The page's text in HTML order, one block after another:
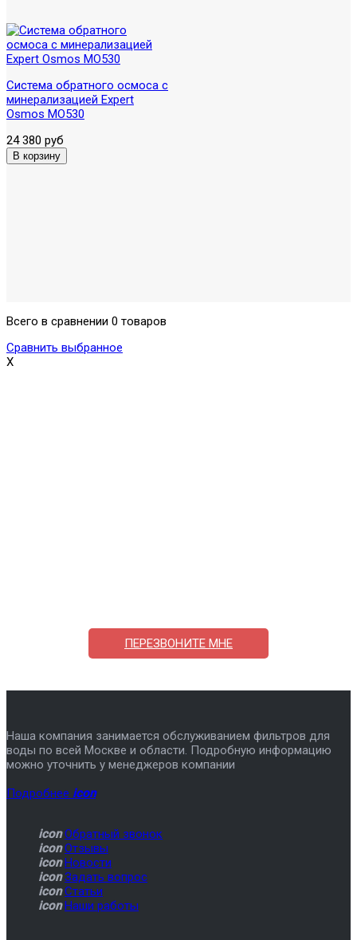
Система обратного осмоса с
минерализацией Expert
Osmos MO530
24 380 руб
Всего в сравнении 0 товаров
Сравнить выбранное
X
ПЕРЕЗВОНИТЕ МНЕ
Наша компания занимается обслуживанием фильтров для
воды по всей Москве и области. Подробную информацию
можно уточнить у менеджеров компании
Подробнее icon
icon Обратный звонок
icon Отзывы
icon Новости
icon Задать вопрос
icon Статьи
icon Наши работы